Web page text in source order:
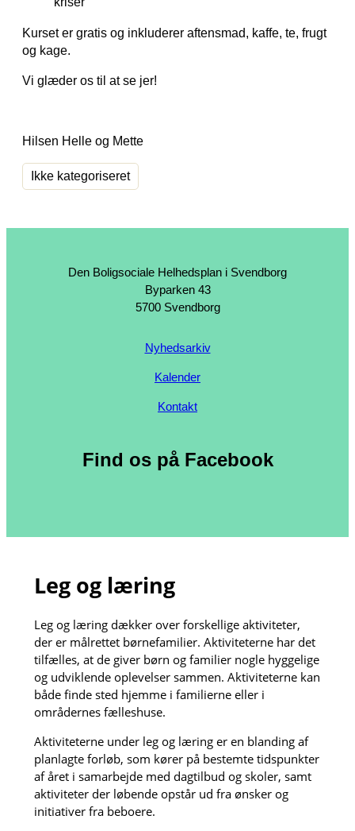
Kurset er gratis og inkluderer aftensmad, kaffe, te, frugt
og kage.
Vi glæder os til at se jer!
Hilsen Helle og Mette
Ikke kategoriseret
Den Boligsociale Helhedsplan i Svendborg
Byparken 43
5700 Svendborg
Nyhedsarkiv
Kalender
Kontakt
Find os på Facebook
Leg og læring
Leg og læring dækker over forskellige aktiviteter,
der er målrettet børnefamilier. Aktiviteterne har det
tilfælles, at de giver børn og familier nogle hyggelige
og udviklende oplevelser sammen. Aktiviteterne kan
både finde sted hjemme i familierne eller i
områdernes fælleshuse.
Aktiviteterne under leg og læring er en blanding af
planlagte forløb, som kører på bestemte tidspunkter
af året i samarbejde med dagtilbud og skoler, samt
aktiviteter der løbende opstår ud fra ønsker og
initiativer fra beboere.